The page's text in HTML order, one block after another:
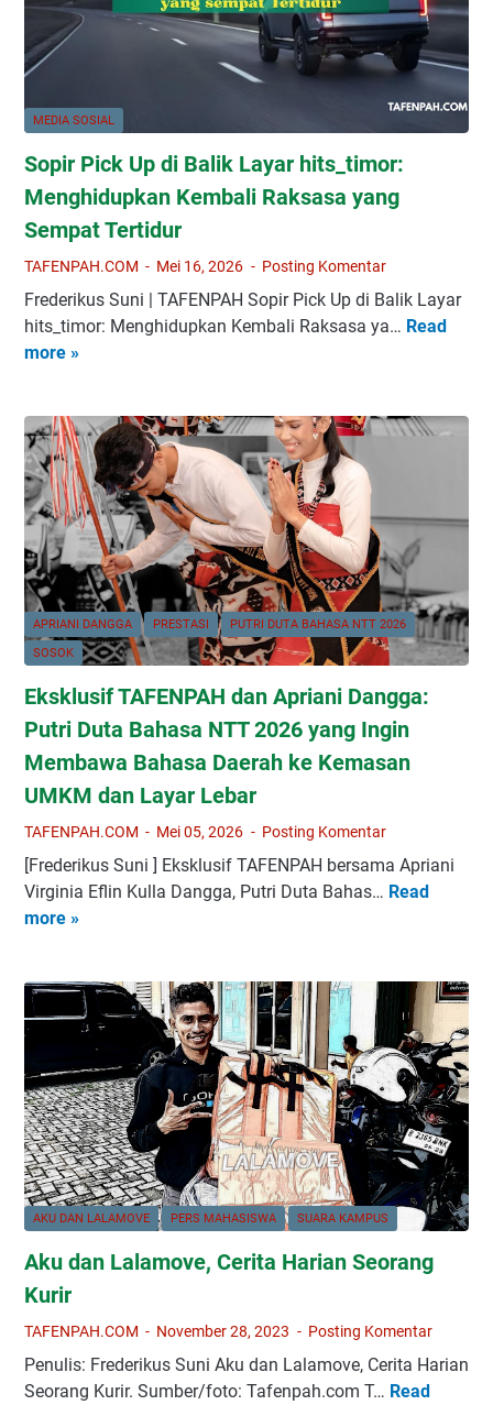
u
n
g
P
r
d
u
k
U
S
i
a
k
,
B
e
r
d
a
y
k
a
n
e
a
v
i
t
s
A
n
a
k
M
d
a
n
u
t
u
k
I
n
e
s
i
a
:
P
e
r
j
a
n
a
n
A
F
P
A
M
e
m
b
a
n
g
n
a
MEDIA SOSIAL
Sopir Pick Up di Balik Layar hits_timor:
Menghidupkan Kembali Raksasa yang
Sempat Tertidur
TAFENPAH.COM Mei 16, 2026 Posting Komentar
Frederikus Suni | TAFENPAH Sopir Pick Up di Balik Layar
hits_timor: Menghidupkan Kembali Raksasa ya… Read
more »
S
r
P
i
c
k
U
p
d
i
B
a
l
k
L
a
y
t
s
t
i
m
o
r
:
M
e
h
i
d
APRIANI DANGGA PRESTASI
PUTRI DUTA BAHASA NTT 2026
SOSOK
Eksklusif TAFENPAH dan Apriani Dangga:
Putri Duta Bahasa NTT 2026 yang Ingin
Membawa Bahasa Daerah ke Kemasan
UMKM dan Layar Lebar
TAFENPAH.COM Mei 05, 2026 Posting Komentar
[Frederikus Suni ] Eksklusif TAFENPAH bersama Apriani
Virginia Eflin Kulla Dangga, Putri Duta Bahas… Read
more »
E
l
u
i
f
T
A
F
E
N
P
d
a
n
AKU DAN LALAMOVE PERS MAHASISWA SUARA KAMPUS
Aku dan Lalamove, Cerita Harian Seorang
Kurir
TAFENPAH.COM November 28, 2023 Posting Komentar
Penulis: Frederikus Suni Aku dan Lalamove, Cerita Harian
Seorang Kurir. Sumber/foto: Tafenpah.com T… Read
A